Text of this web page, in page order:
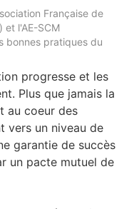
Française de
et l'AE-SCM
bonnes pratiques du
progresse et les
Plus que jamais la
au coeur des
vers un niveau de
garantie de succès
un pacte mutuel de